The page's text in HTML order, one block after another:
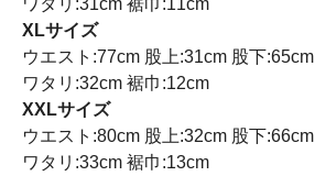
ワタリ:31cm 裾巾:11cm
XLサイズ
ウエスト:77cm 股上:31cm 股下:65cm
ワタリ:32cm 裾巾:12cm
XXLサイズ
ウエスト:80cm 股上:32cm 股下:66cm
ワタリ:33cm 裾巾:13cm